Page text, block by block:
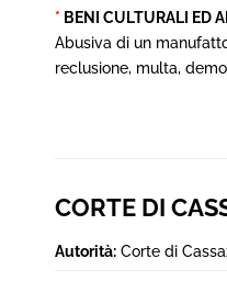
* BENI CULTURALI ED
Abusiva di un
reclusione, multa,
CORTE DI
Autorità: Corte di